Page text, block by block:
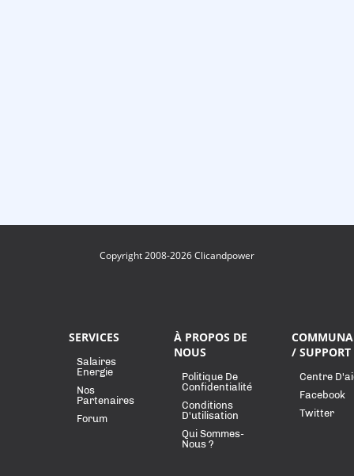
Copyright 2008-2026 Clicandpower
SERVICES
Salaires
Energie
Nos
Partenaires
Forum
À PROPOS DE
NOUS
Politique De
Confidentialité
Conditions
D'utilisation
Qui Sommes-
Nous ?
/ SUPPORT
Centre
Facebook
Twitter